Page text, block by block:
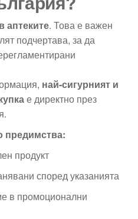
аптеките. Това е важен
подчертава, за да
най-сигурният и
е директно през
предимства:
продукт
според указанията
в промоционални